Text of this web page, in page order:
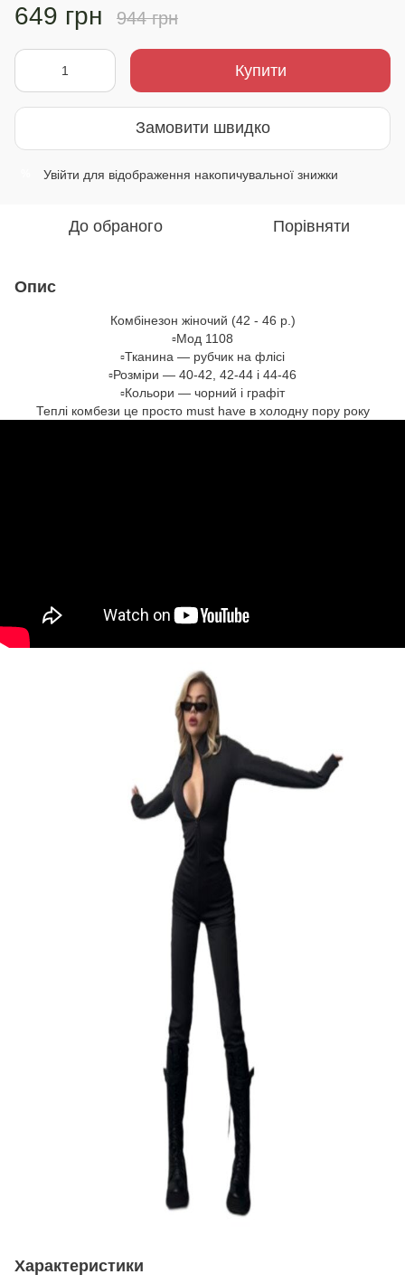
649 грн 944 грн
Купити
Замовити швидко
Увійти для відображення накопичувальної знижки
До обраного Порівняти
Опис
Комбінезон жіночий (42 - 46 р.)
▫️Мод 1108
▫️Тканина — рубчик на флісі
▫️Розміри — 40-42, 42-44 і 44-46
▫️Кольори — чорний і графіт
Теплі комбези це просто must have в холодну пору року
Характеристики